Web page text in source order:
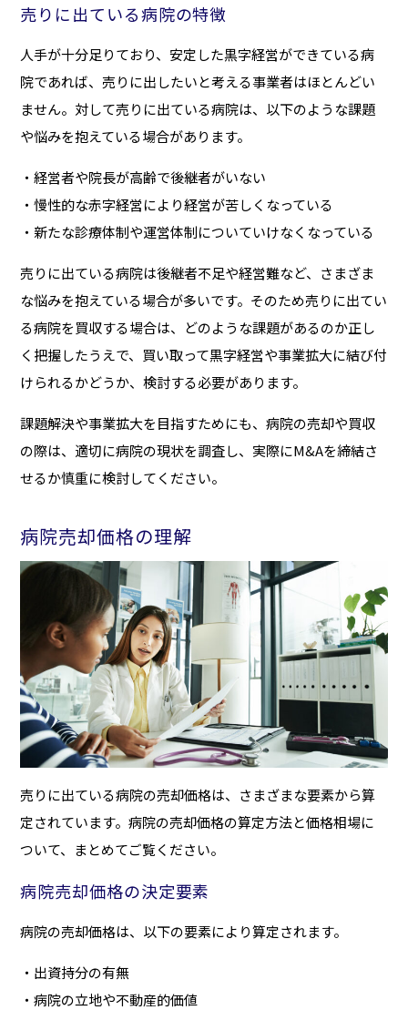
売りに出ている病院の特徴
人手が十分足りており、安定した黒字経営ができている病
院であれば、売りに出したいと考える事業者はほとんどい
ません。対して売りに出ている病院は、以下のような課題
や悩みを抱えている場合があります。
・経営者や院長が高齢で後継者がいない
・慢性的な赤字経営により経営が苦しくなっている
・新たな診療体制や運営体制についていけなくなっている
売りに出ている病院は後継者不足や経営難など、さまざま
な悩みを抱えている場合が多いです。そのため売りに出てい
る病院を買収する場合は、どのような課題があるのか正し
く把握したうえで、買い取って黒字経営や事業拡大に結び付
けられるかどうか、検討する必要があります。
課題解決や事業拡大を目指すためにも、病院の売却や買収
の際は、適切に病院の現状を調査し、実際にM&Aを締結さ
せるか慎重に検討してください。
病院売却価格の理解
売りに出ている病院の売却価格は、さまざまな要素から算
定されています。病院の売却価格の算定方法と価格相場に
ついて、まとめてご覧ください。
病院売却価格の決定要素
病院の売却価格は、以下の要素により算定されます。
・出資持分の有無
・病院の立地や不動産的価値